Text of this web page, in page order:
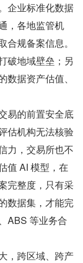
企业标准化数据
，各地监管机
规备案信息。
破地域壁垒；另
据资产估值、
易的前置安全底
估机构无法核验
力，交易所也不
值 AI 模型，在
完整度，只有采
数据集，才能完
ABS 等业务合
，跨区域、跨产